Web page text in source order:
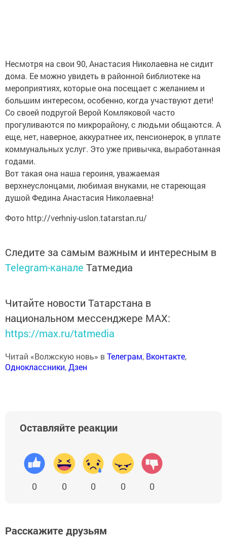
Несмотря на свои 90, Анастасия Николаевна не сидит
дома. Ее можно увидеть в районной библиотеке на
мероприятиях, которые она посещает с желанием и
большим интересом, особенно, когда участвуют дети!
Со своей подругой Верой Комляковой часто
прогуливаются по микрорайону, с людьми общаются. А
еще, нет, наверное, аккуратнее их, пенсионерок, в уплате
коммунальных услуг. Это уже привычка, выработанная
годами.
Вот такая она наша героиня, уважаемая
верхнеуслонцами, любимая внуками, не стареющая
душой Федина Анастасия Николаевна!
Фото http://verhniy-uslon.tatarstan.ru/
Следите за самым важным и интересным в
Telegram-канале Татмедиа
Читайте новости Татарстана в
национальном мессенджере MАХ:
https://max.ru/tatmedia
Читай «Волжскую новь» вТелеграм, Вконтакте,
Одноклассники,Дзен
Оставляйте реакции
0 0 0 0 0
Расскажите друзьям